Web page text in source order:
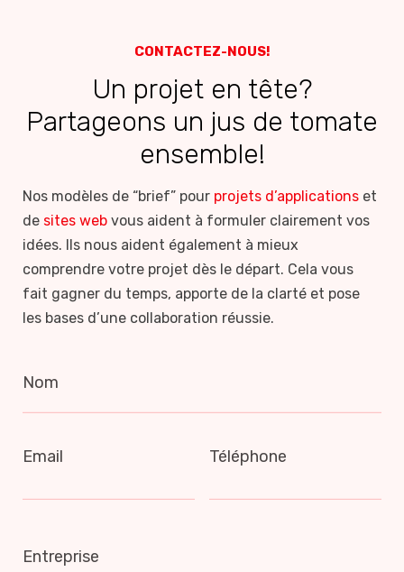
CONTACTEZ-NOUS!
Un projet en tête?
Partageons un jus de tomate
ensemble!
Nos modèles de “brief” pour projets d’applications et
de sites web vous aident à formuler clairement vos
idées. Ils nous aident également à mieux
comprendre votre projet dès le départ. Cela vous
fait gagner du temps, apporte de la clarté et pose
les bases d’une collaboration réussie.
Nom
Email Téléphone
Entreprise